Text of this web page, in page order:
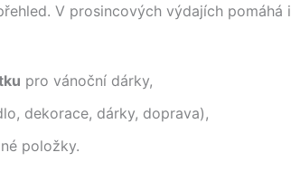
V prosincových výdajích pomáhá i
pro vánoční dárky,
dekorace, dárky, doprava),
položky.